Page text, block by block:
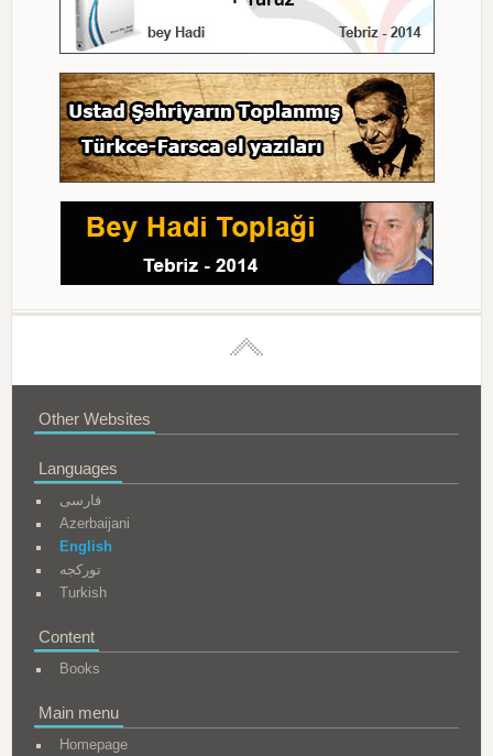
Other Websites
Languages
فارسی
Azerbaijani
English
تورکجه
Turkish
Content
Books
Main menu
Homepage